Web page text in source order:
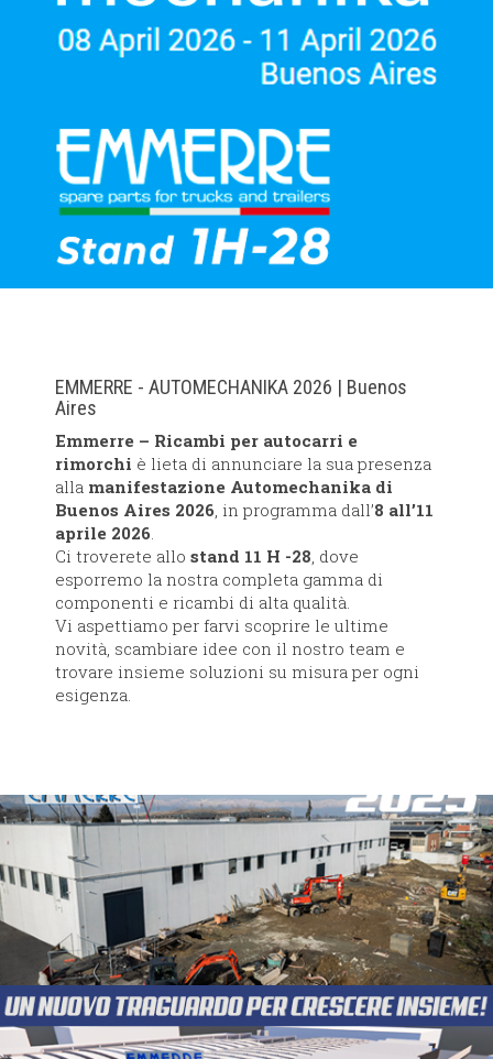
EMMERRE - AUTOMECHANIKA 2026 | Buenos
Aires
Emmerre – Ricambi per autocarri e
rimorchi è lieta di annunciare la sua presenza
alla manifestazione Automechanika di
Buenos Aires 2026, in programma dall’8 all’11
aprile 2026.
Ci troverete allo stand 11 H -28, dove
esporremo la nostra completa gamma di
componenti e ricambi di alta qualità.
Vi aspettiamo per farvi scoprire le ultime
novità, scambiare idee con il nostro team e
trovare insieme soluzioni su misura per ogni
esigenza.